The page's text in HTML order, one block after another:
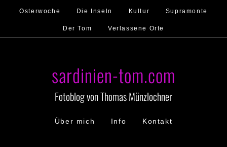
Osterwoche Die Inseln Kultur Supramonte
Der Tom Verlassene Orte
sardinien-tom.com
Fotoblog von Thomas Münzlochner
Über mich Info Kontakt